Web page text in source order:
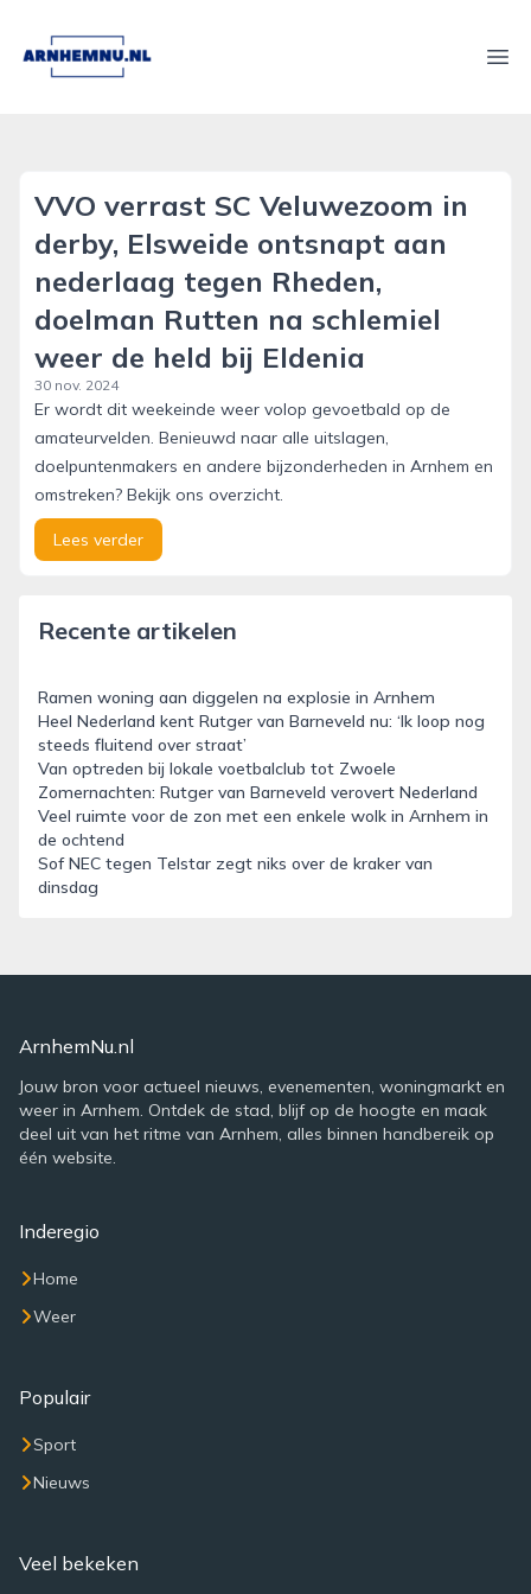
arnhemnu.nl
VVO verrast SC Veluwezoom in
derby, Elsweide ontsnapt aan
nederlaag tegen Rheden,
doelman Rutten na schlemiel
weer de held bij Eldenia
30 nov. 2024
Er wordt dit weekeinde weer volop gevoetbald op de
amateurvelden. Benieuwd naar alle uitslagen,
doelpuntenmakers en andere bijzonderheden in Arnhem en
omstreken? Bekijk ons overzicht.
Lees verder
Recente artikelen
Ramen woning aan diggelen na explosie in Arnhem
Heel Nederland kent Rutger van Barneveld nu: ‘Ik loop nog
steeds fluitend over straat’
Van optreden bij lokale voetbalclub tot Zwoele
Zomernachten: Rutger van Barneveld verovert Nederland
Veel ruimte voor de zon met een enkele wolk in Arnhem in
de ochtend
Sof NEC tegen Telstar zegt niks over de kraker van
dinsdag
ArnhemNu.nl
Jouw bron voor actueel nieuws, evenementen, woningmarkt en
weer in Arnhem. Ontdek de stad, blijf op de hoogte en maak
deel uit van het ritme van Arnhem, alles binnen handbereik op
één website.
Inderegio
Home
Weer
Populair
Sport
Nieuws
Veel bekeken